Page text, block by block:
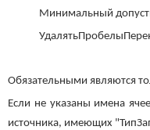
Минимальный
Обязательными являются
Если не указаны имена
источника, имеющих